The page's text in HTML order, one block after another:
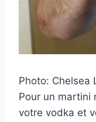
Photo: Chelsea
Pour un martini
votre vodka et